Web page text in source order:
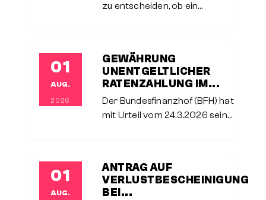
zu entscheiden, ob ein
die Durchführung einer Dienstreise
nicht
01
AUG.
2026
GEWÄHRUNG
UNENTGELTLICHER
RATENZAHLUNG IM...
Der Bundesfinanzhof (BFH) hat
mit Urteil vom 24.3.2026 seine
unverzinslicher
Ratenzahlungsvereinbarungen
01
AUG.
ANTRAG AUF
VERLUSTBESCHEINIGUNG
BEI...